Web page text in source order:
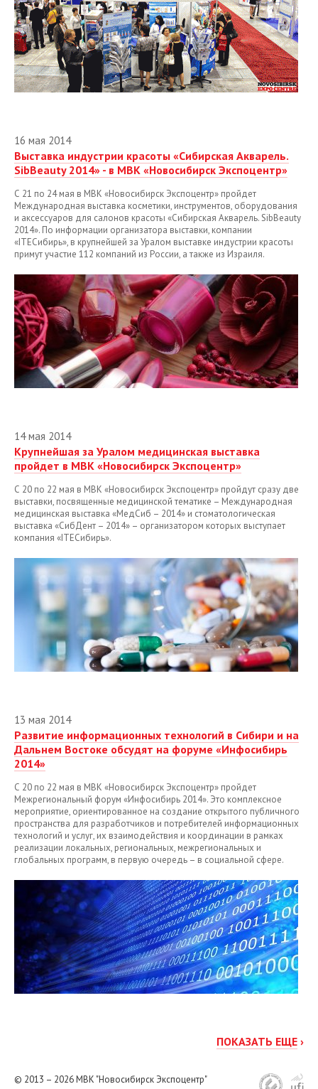
16 мая 2014
Выставка индустрии красоты «Сибирская Акварель.
SibBeauty 2014» - в МВК «Новосибирск Экспоцентр»
С 21 по 24 мая в МВК «Новосибирск Экспоцентр» пройдет
Международная выставка косметики, инструментов, оборудования
и аксессуаров для салонов красоты «Сибирская Акварель. SibBeauty
2014». По информации организатора выставки, компании
«ITEСибирь», в крупнейшей за Уралом выставке индустрии красоты
примут участие 112 компаний из России, а также из Израиля.
14 мая 2014
Крупнейшая за Уралом медицинская выставка
пройдет в МВК «Новосибирск Экспоцентр»
С 20 по 22 мая в МВК «Новосибирск Экспоцентр» пройдут сразу две
выставки, посвященные медицинской тематике – Международная
медицинская выставка «МедСиб – 2014» и стоматологическая
выставка «СибДент – 2014» – организатором которых выступает
компания «ITEСибирь».
13 мая 2014
Развитие информационных технологий в Сибири и на
Дальнем Востоке обсудят на форуме «Инфосибирь
2014»
С 20 по 22 мая в МВК «Новосибирск Экспоцентр» пройдет
Межрегиональный форум «Инфосибирь 2014». Это комплексное
мероприятие, ориентированное на создание открытого публичного
пространства для разработчиков и потребителей информационных
технологий и услуг, их взаимодействия и координации в рамках
реализации локальных, региональных, межрегиональных и
глобальных программ, в первую очередь – в социальной сфере.
ПОКАЗАТЬ ЕЩЕ ›
© 2013 – 2026МВК "Новосибирск Экспоцентр"